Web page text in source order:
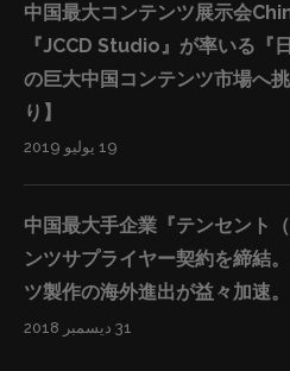
携企業のコンテンツを世界各
ンライン”出版”を実現させ
ンを獲得している弊社のe-
企業のコンテンツをPRしてい
自社もしくはご自身のコンテ
さい。 ■『JCCD STUDIO』
徴： ①制作時間はわずか数時
が低い ②ロイヤルティーが高
以上 ④販売期間が永久的、内
中国最大コンテンツ展示会
『JCCD Studio』が率いる『
の巨大中国コンテンツ市場へ
り】
19 يوليو 2019
中国最大手企業『テンセント
ンツサプライヤー契約を締結
ツ製作の海外進出が益々加速
31 ديسمبر 2018